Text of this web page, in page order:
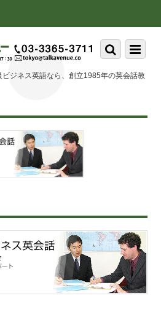
ジネス英語なら、創立1985年の英会話教
Menu
Scroll
down
to